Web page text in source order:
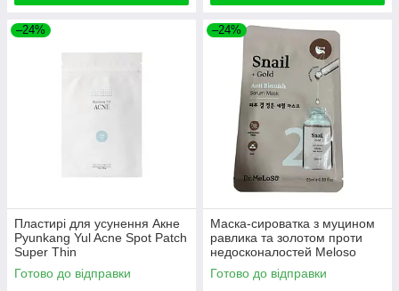
–24%
Пластирі для усунення Акне
Pyunkang Yul Acne Spot Patch
Super Thin
Готово до відправки
–24%
Маска-сироватка з муцином
равлика та золотом проти
недосконалостей Meloso
Snail + Gold Anti Blemish
Готово до відправки